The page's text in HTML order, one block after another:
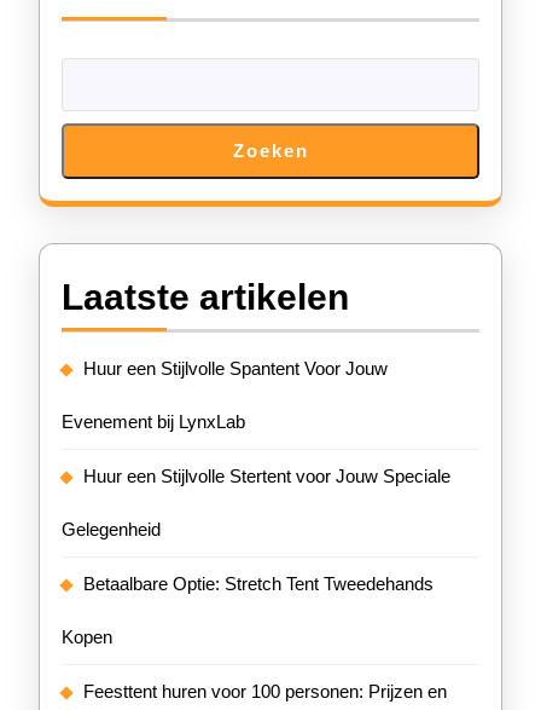
Keuze
Zoeken
Laatste artikelen
Huur een Stijlvolle Spantent Voor Jouw
Evenement bij LynxLab
Huur een Stijlvolle Stertent voor Jouw Speciale
Gelegenheid
Betaalbare Optie: Stretch Tent Tweedehands
Kopen
Feesttent huren voor 100 personen: Prijzen en